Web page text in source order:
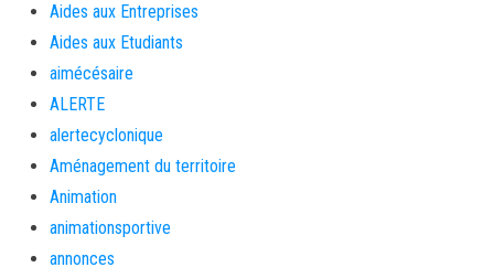
Aides aux Entreprises
Aides aux Etudiants
aimécésaire
ALERTE
alertecyclonique
Aménagement du territoire
Animation
animationsportive
annonces